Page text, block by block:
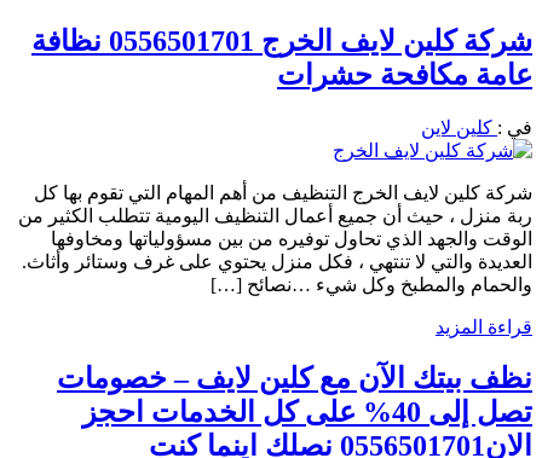
شركة كلين لايف الخرج 0556501701 نظافة
عامة مكافحة حشرات
في : كلين لاين
شركة كلين لايف الخرج التنظيف من أهم المهام التي تقوم بها كل
ربة منزل ، حيث أن جميع أعمال التنظيف اليومية تتطلب الكثير من
الوقت والجهد الذي تحاول توفيره من بين مسؤولياتها ومخاوفها
العديدة والتي لا تنتهي ، فكل منزل يحتوي على غرف وستائر وأثاث.
والحمام والمطبخ وكل شيء …نصائح […]
قراءة المزيد
نظف بيتك الآن مع كلين لايف – خصومات
تصل إلى 40% على كل الخدمات احجز
الان0556501701 نصلك اينما كنت